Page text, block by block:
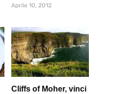
Aprile 10, 2012
Cliffs of Moher, vinci